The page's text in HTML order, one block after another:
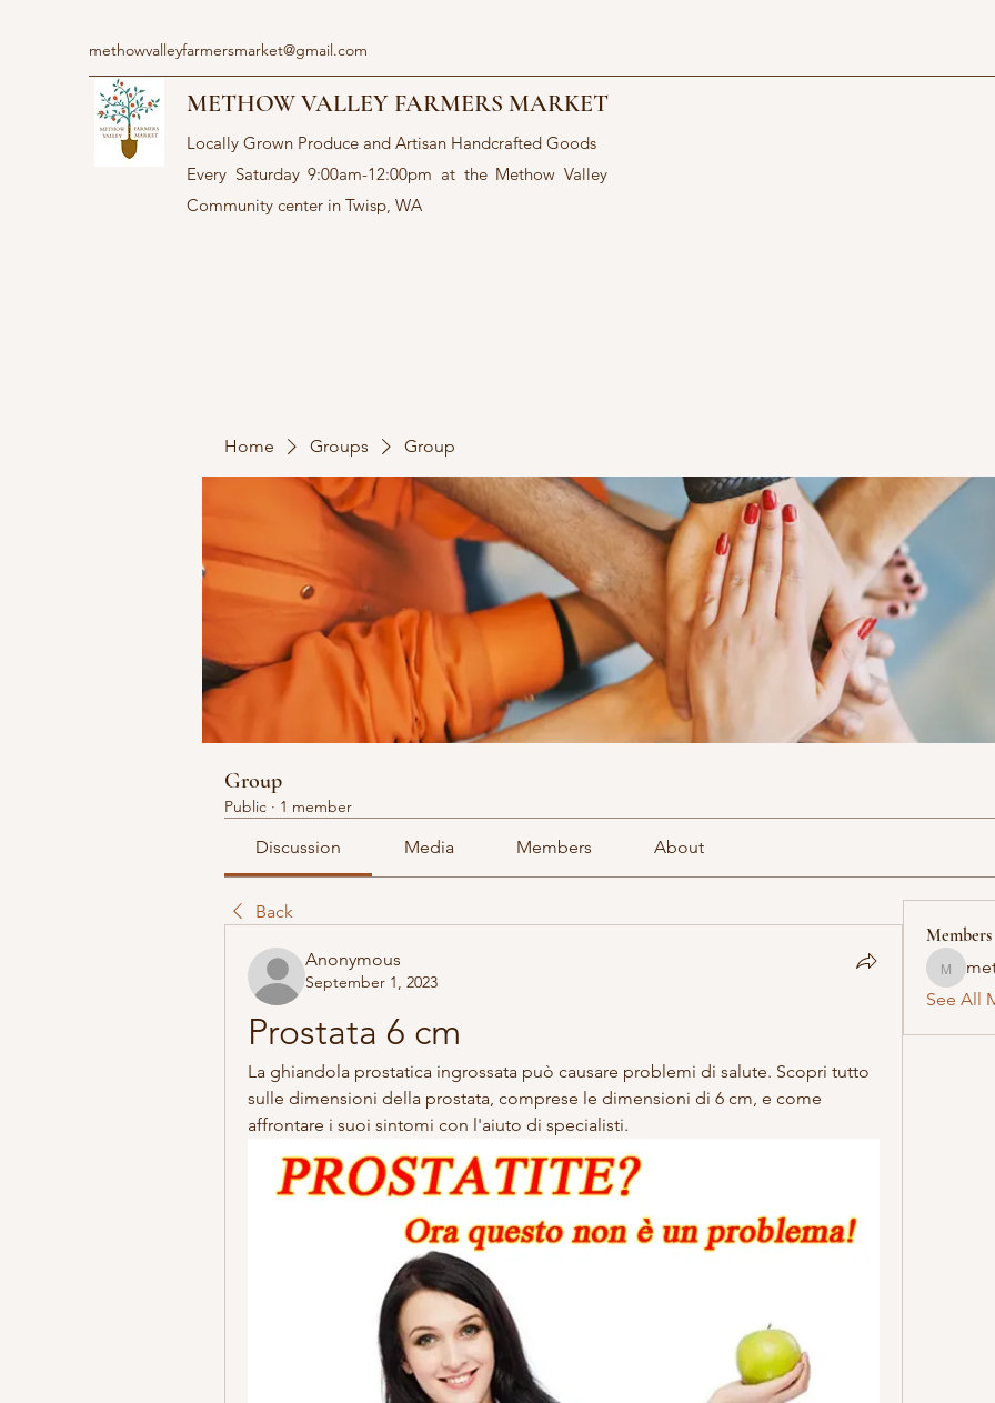
methowvalleyfarmersmarket@gmail.com
METHOW VALLEY FARMERS MARKET
Locally Grown Produce and Artisan Handcrafted Goods
Every Saturday 9:00am-12:00pm at the Methow Valley
Community center in Twisp, WA
Home Groups Group
Group
Public · 1 member
Discussion Media Members About
Back
Anonymous
September 1, 2023
Prostata 6 cm
La ghiandola prostatica ingrossata può causare problemi di salute. Scopri tutto
sulle dimensioni della prostata, comprese le dimensioni di 6 cm, e come
affrontare i suoi sintomi con l'aiuto di specialisti.
Members
See All